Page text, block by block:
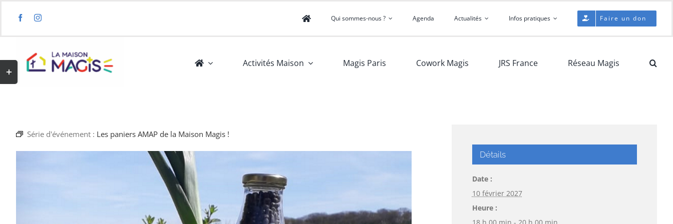
Qui sommes-nous ? Agenda Actualités Infos pratiques Faire un don
Activités Maison Magis Paris Cowork Magis JRS France Réseau Magis
Série d'événement : Les paniers AMAP de la Maison Magis !
Détails
Date :
10 février 2027
Heure :
Toggle
Sliding